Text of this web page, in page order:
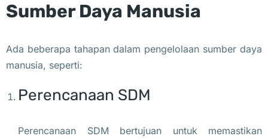
Sumber Daya Manusia
Ada beberapa tahapan dalam pengelolaan sumber daya
manusia, seperti:
Perencanaan SDM
Perencanaan SDM bertujuan untuk memastikan